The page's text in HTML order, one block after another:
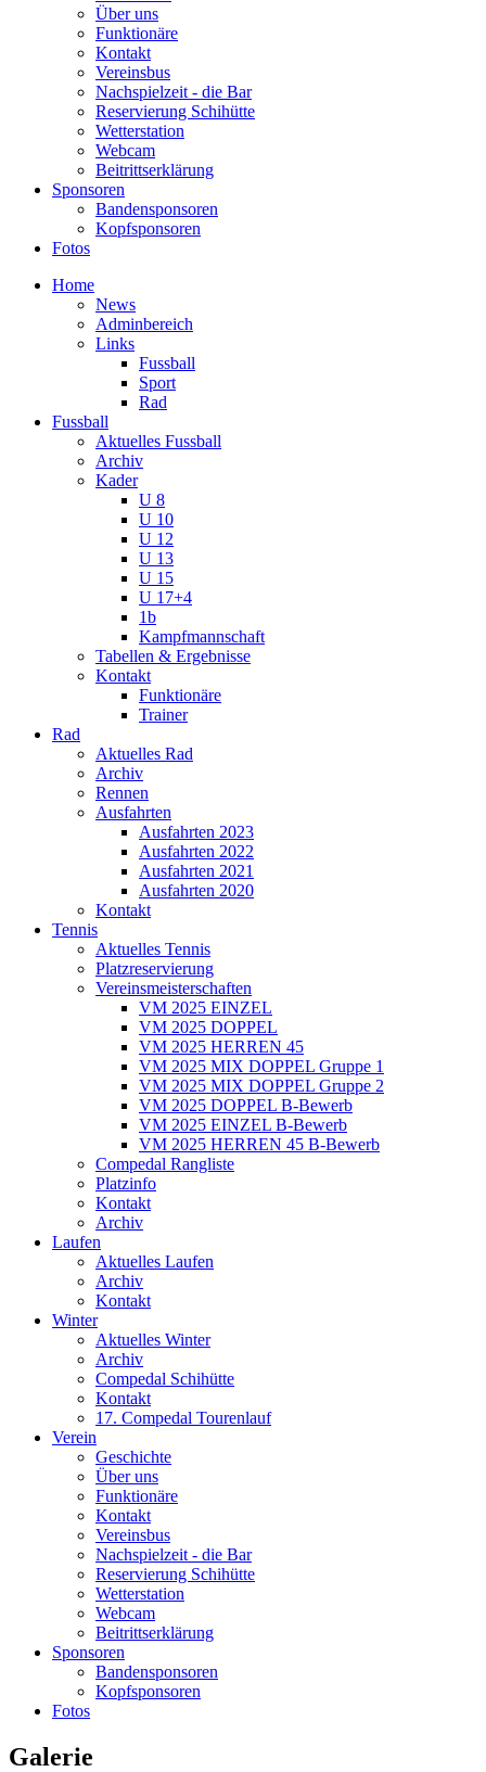
Über uns
Funktionäre
Kontakt
Vereinsbus
Nachspielzeit - die Bar
Reservierung Schihütte
Wetterstation
Webcam
Beitrittserklärung
Sponsoren
Bandensponsoren
Kopfsponsoren
Fotos
Home
News
Adminbereich
Links
Fussball
Sport
Rad
Fussball
Aktuelles Fussball
Archiv
Kader
U 8
U 10
U 12
U 13
U 15
U 17+4
1b
Kampfmannschaft
Tabellen & Ergebnisse
Kontakt
Funktionäre
Trainer
Rad
Aktuelles Rad
Archiv
Rennen
Ausfahrten
Ausfahrten 2023
Ausfahrten 2022
Ausfahrten 2021
Ausfahrten 2020
Kontakt
Tennis
Aktuelles Tennis
Platzreservierung
Vereinsmeisterschaften
VM 2025 EINZEL
VM 2025 DOPPEL
VM 2025 HERREN 45
VM 2025 MIX DOPPEL Gruppe 1
VM 2025 MIX DOPPEL Gruppe 2
VM 2025 DOPPEL B-Bewerb
VM 2025 EINZEL B-Bewerb
VM 2025 HERREN 45 B-Bewerb
Compedal Rangliste
Platzinfo
Kontakt
Archiv
Laufen
Aktuelles Laufen
Archiv
Kontakt
Winter
Aktuelles Winter
Archiv
Compedal Schihütte
Kontakt
17. Compedal Tourenlauf
Verein
Geschichte
Über uns
Funktionäre
Kontakt
Vereinsbus
Nachspielzeit - die Bar
Reservierung Schihütte
Wetterstation
Webcam
Beitrittserklärung
Sponsoren
Bandensponsoren
Kopfsponsoren
Fotos
Galerie